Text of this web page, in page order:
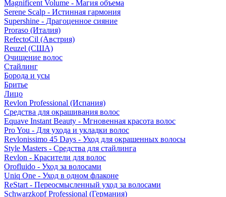
Magnificent Volume - Магия объема
Serene Scalp - Истинная гармония
Supershine - Драгоценное сияние
Proraso (Италия)
RefectoCil (Австрия)
Reuzel (США)
Очищение волос
Стайлинг
Борода и усы
Бритье
Лицо
Revlon Professional (Испания)
Средства для окрашивания волос
Equave Instant Beauty - Мгновенная красота волос
Pro You - Для ухода и укладки волос
Revlonissimo 45 Days - Уход для окрашенных волосы
Style Masters - Средства для стайлинга
Revlon - Красители для волос
Orofluido - Уход за волосами
Uniq One - Уход в одном флаконе
ReStart - Переосмысленный уход за волосами
Schwarzkopf Professional (Германия)